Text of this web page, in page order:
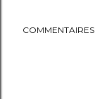
COMMENTAIRES